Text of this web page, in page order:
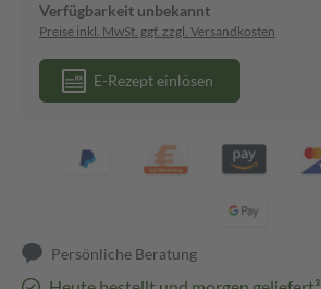
Verfügbarkeit unbekannt
Preise inkl. MwSt. ggf. zzgl. Versandkosten
E-Rezept einlösen
Persönliche Beratung